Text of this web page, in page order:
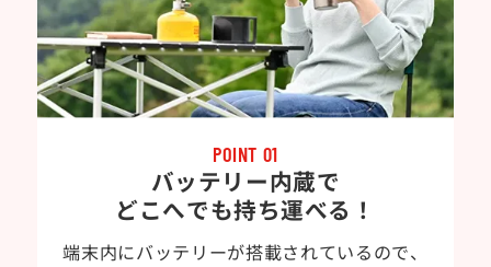
POINT 01
バッテリー内蔵で
どこへでも持ち運べる！
端末内にバッテリーが搭載されているので、